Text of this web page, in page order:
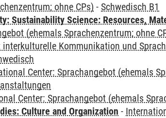
ohne CPs) - Schwedisch B1
Sustainability Science: Resources,
(ehemals Sprachenzentrum; ohne
Kommunikation und
Center: Sprachangebot (ehemals
Center: Sprachangebot (ehemals
Culture and Organization -